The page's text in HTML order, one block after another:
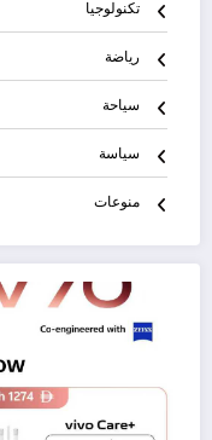
تكنولوجيا
رياضة
سياحة
سياسة
منوعات